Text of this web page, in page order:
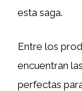
esta saga.
Entre los
encuentran
perfectas